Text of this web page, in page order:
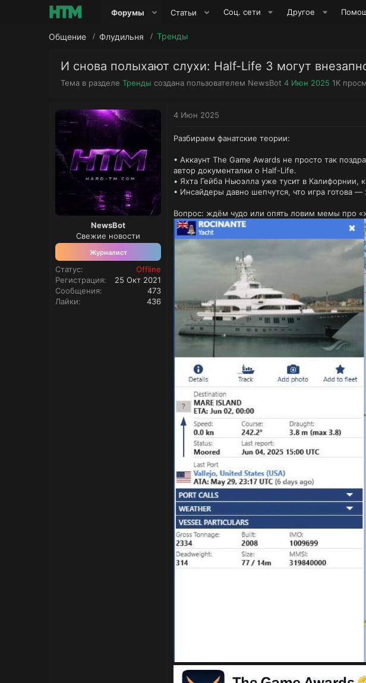
Форумы Статьи Соц. сети Другое
Общение Флудильня Тренды
И снова полыхают слухи: Half-Life 3 могут
Тема в разделе Тренды создана пользователем А
т
м
ы
NewsBot Д
а
а
л
а
4 Июн 2025 П
р
1K
NewsBot
Свежие новости
Журналист
Статус
Offline
Регистрация
25 Окт 2021
Сообщения
473
Лайки
436
4 Июн 2025
Разбираем фанатские теории:
• Аккаунт The Game Awards не просто так
автор документалки о Half-Life.
• Яхта Гейба Ньюэлла уже тусит в Калифорнии,
• Инсайдеры давно шепчутся, что игра готова
Вопрос: ждём чудо или опять ловим мемы про